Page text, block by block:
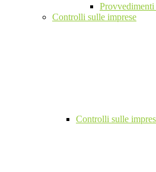
Controlli sulle imprese
Controlli sulle